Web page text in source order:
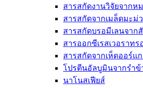
สารสกัดงานวิจัยจากห
สารสกัดจากเมล็ดมะม่
สารสกัดบรอมีเลนจาก
สารออกซีเรสเวอราท
สารสกัดจากเห็ดออร์แ
โปรตีนอัลบูมินจากรำข้
นาโนสเฟียส์